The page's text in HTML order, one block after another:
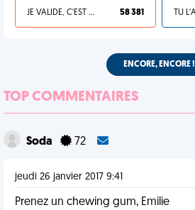
JE VALIDE, C'EST UNE VDM 58 381
ENCORE, ENCORE !
TOP COMMENTAIRES
Soda 72
jeudi 26 janvier 2017 9:41
Prenez un chewing gum, Emilie